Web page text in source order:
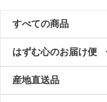
すべての商品
はずむ心のお届け便
産地直送品